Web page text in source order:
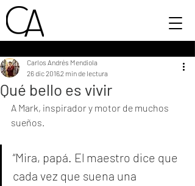
Qué bello es vivir
Carlos Andrés Mendiola
26 dic 20162 min de lectura
A Mark, inspirador y motor de muchos
sueños.
“Mira, papá. El maestro dice que
cada vez que suena una